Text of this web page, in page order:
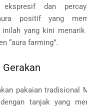
ekspresif dan
positif yang
inilah yang kini
“aura farming”.
pakaian tradisional
tanjak yang